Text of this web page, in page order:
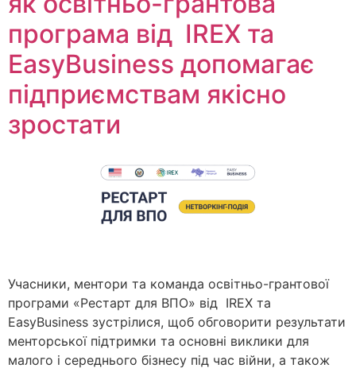
програма від IREX та
EasyBusiness допомагає
підприємствам якісно
зростати
Учасники, ментори та команда освітньо-грантової
програми «Рестарт для ВПО» від IREX та
EasyBusiness зустрілися, щоб обговорити результати
менторської підтримки та основні виклики для
малого і середнього бізнесу під час війни, а також